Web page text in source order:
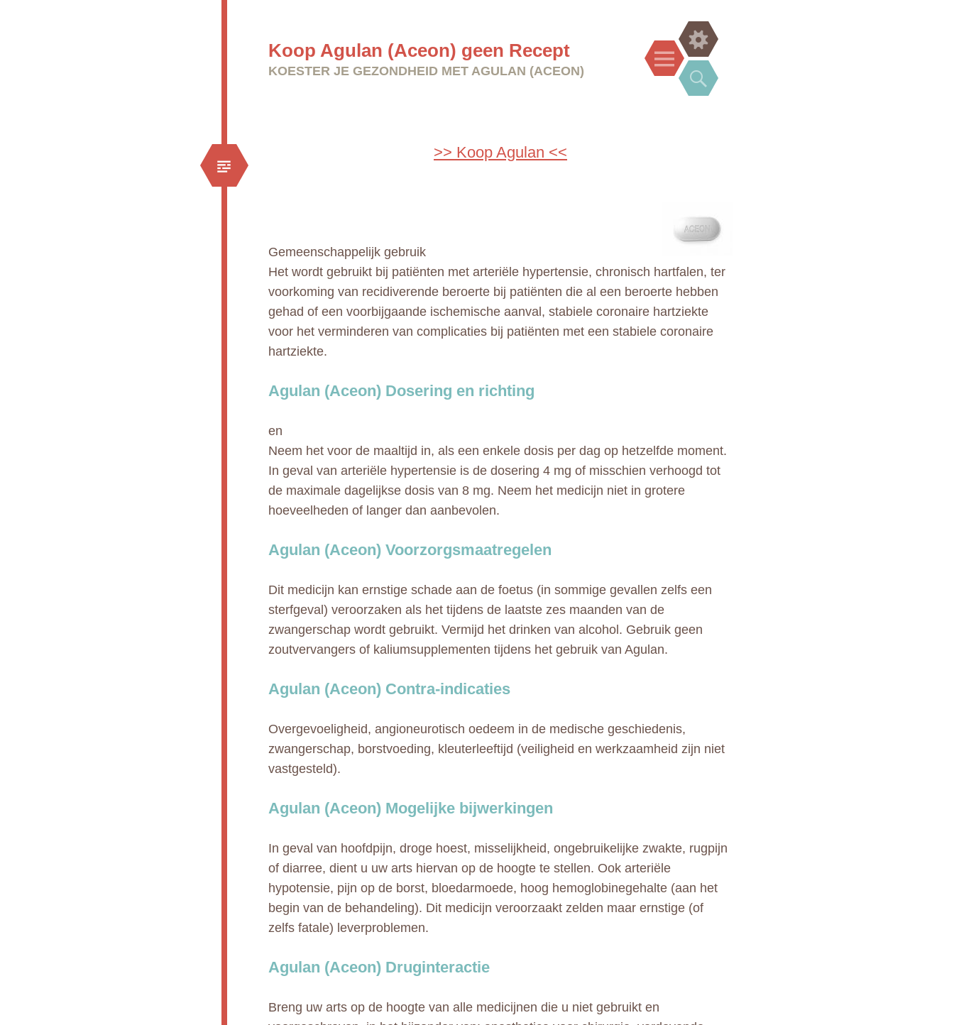
Koop Agulan (Aceon) geen Recept
KOESTER JE GEZONDHEID MET AGULAN (ACEON)
Menu
Widgets
Search
>> Koop Agulan <<
Gemeenschappelijk gebruik
Het wordt gebruikt bij patiënten met arteriële hypertensie, chronisch hartfalen, ter
voorkoming van recidiverende beroerte bij patiënten die al een beroerte hebben
gehad of een voorbijgaande ischemische aanval, stabiele coronaire hartziekte
voor het verminderen van complicaties bij patiënten met een stabiele coronaire
hartziekte.
Agulan (Aceon) Dosering en richting
en
Neem het voor de maaltijd in, als een enkele dosis per dag op hetzelfde moment.
In geval van arteriële hypertensie is de dosering 4 mg of misschien verhoogd tot
de maximale dagelijkse dosis van 8 mg. Neem het medicijn niet in grotere
hoeveelheden of langer dan aanbevolen.
Agulan (Aceon) Voorzorgsmaatregelen
Dit medicijn kan ernstige schade aan de foetus (in sommige gevallen zelfs een
sterfgeval) veroorzaken als het tijdens de laatste zes maanden van de
zwangerschap wordt gebruikt. Vermijd het drinken van alcohol. Gebruik geen
zoutvervangers of kaliumsupplementen tijdens het gebruik van Agulan.
Agulan (Aceon) Contra-indicaties
Overgevoeligheid, angioneurotisch oedeem in de medische geschiedenis,
zwangerschap, borstvoeding, kleuterleeftijd (veiligheid en werkzaamheid zijn niet
vastgesteld).
Agulan (Aceon) Mogelijke bijwerkingen
In geval van hoofdpijn, droge hoest, misselijkheid, ongebruikelijke zwakte, rugpijn
of diarree, dient u uw arts hiervan op de hoogte te stellen. Ook arteriële
hypotensie, pijn op de borst, bloedarmoede, hoog hemoglobinegehalte (aan het
begin van de behandeling). Dit medicijn veroorzaakt zelden maar ernstige (of
zelfs fatale) leverproblemen.
Agulan (Aceon) Druginteractie
Breng uw arts op de hoogte van alle medicijnen die u niet gebruikt en